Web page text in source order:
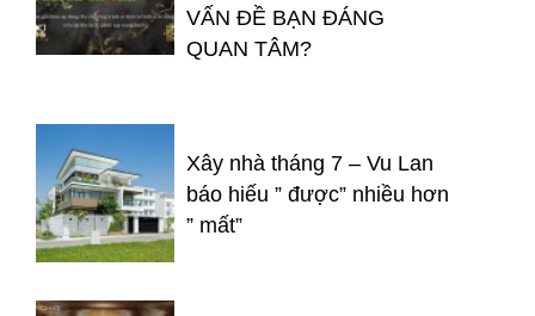
VẤN ĐỀ BẠN ĐÁNG
QUAN TÂM?
Xây nhà tháng 7 – Vu Lan
báo hiếu ” được” nhiều hơn
” mất”